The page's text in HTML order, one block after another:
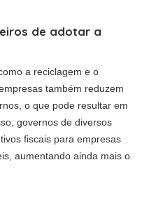
de adotar a
a reciclagem e o
também reduzem
o que pode resultar em
governos de diversos
fiscais para empresas
aumentando ainda mais o